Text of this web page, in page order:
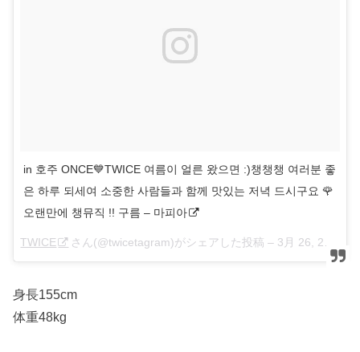
in 호주 ONCE💙TWICE 여름이 얼른 왔으면 :)챙챙챙 여러분 좋
은 하루 되세여 소중한 사람들과 함께 맛있는 저녁 드시구요 🌹
오랜만에 챙뮤직 !! 구름 – 마피아
TWICE さん(@twicetagram)がシェアした投稿 – 3月 26, 2017 at 2:27午前 PDT
身長155cm
体重48kg